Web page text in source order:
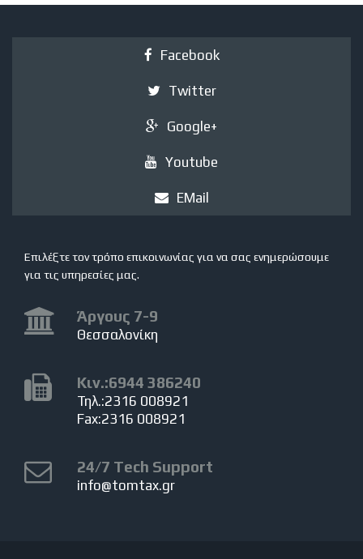
Facebook
Twitter
Google+
Youtube
EMail
Επιλέξτε τον τρόπο επικοινωνίας για να σας ενημερώσουμε
για τις υπηρεσίες μας.
Άργους 7-9
Θεσσαλονίκη
Κιν.:6944 386240
Τηλ.:2316 008921
Fax:2316 008921
24/7 Tech Support
info@tomtax.gr